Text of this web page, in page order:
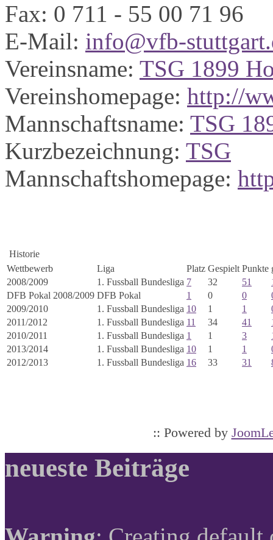
Fax: 0 711 - 55 00 71 96
E-Mail: info@vfb-
Vereinsname: TSG 1899
Vereinshomepage: http://
Mannschaftsname: TSG
Kurzbezeichnung: TSG
Mannschaftshomepage:
Historie
Wettbewerb
Liga Platz Gespielt Punkte
2008/2009
1. Fussball Bundesliga 7 32 51
DFB Pokal 2008/2009 DFB Pokal 1 0 0
2009/2010
1. Fussball Bundesliga 10 1 1
2011/2012
1. Fussball Bundesliga 11 34 41
2010/2011
1. Fussball Bundesliga 1 1 3
2013/2014
1. Fussball Bundesliga 10 1 1
2012/2013
1. Fussball Bundesliga 16 33 31
:: Powered by
neueste Beiträge